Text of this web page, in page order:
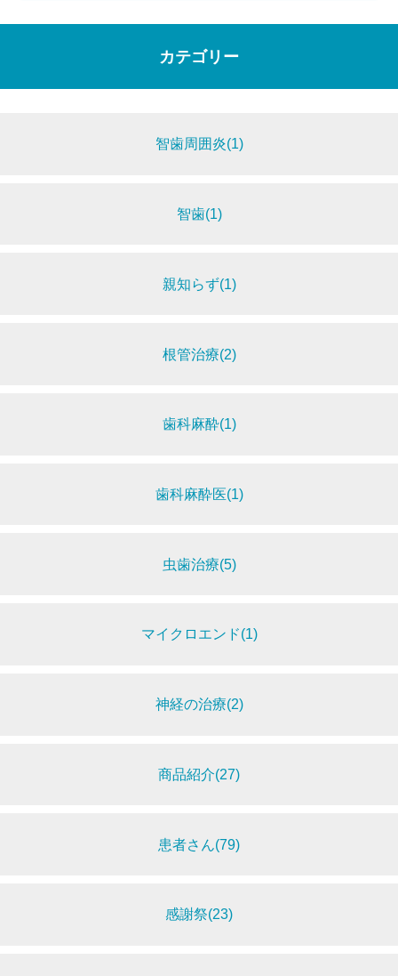
カテゴリー
智歯周囲炎(1)
智歯(1)
親知らず(1)
根管治療(2)
歯科麻酔(1)
歯科麻酔医(1)
虫歯治療(5)
マイクロエンド(1)
神経の治療(2)
商品紹介(27)
患者さん(79)
感謝祭(23)